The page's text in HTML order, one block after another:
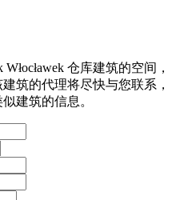
仓库建筑的空间，
筑的代理将尽快与您联系，
建筑的信息。